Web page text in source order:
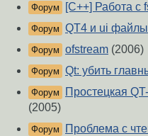
Форум [C++] Работа с
Форум QT4 и ui файлы
Форум ofstream (2006)
Форум Qt: убить
Форум
Простецкая
(2005)
Форум Проблема с